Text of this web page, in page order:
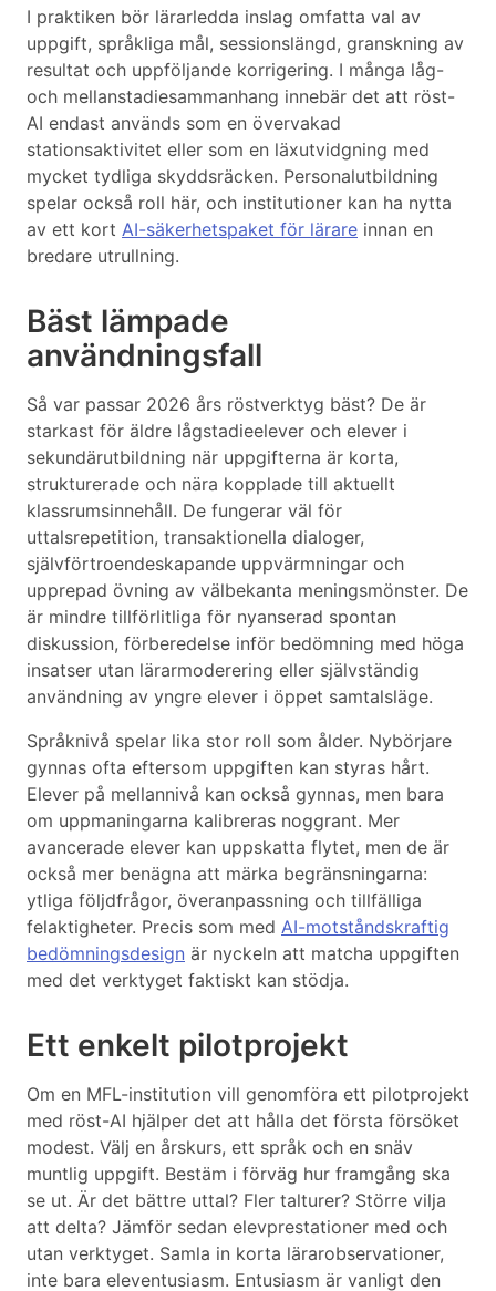
I praktiken bör lärarledda inslag omfatta val av
uppgift, språkliga mål, sessionslängd, granskning av
resultat och uppföljande korrigering. I många låg-
och mellanstadiesammanhang innebär det att röst-
AI endast används som en övervakad
stationsaktivitet eller som en läxutvidgning med
mycket tydliga skyddsräcken. Personalutbildning
spelar också roll här, och institutioner kan ha nytta
av ett kort AI-säkerhetspaket för lärare innan en
bredare utrullning.
Bäst lämpade
användningsfall
Så var passar 2026 års röstverktyg bäst? De är
starkast för äldre lågstadieelever och elever i
sekundärutbildning när uppgifterna är korta,
strukturerade och nära kopplade till aktuellt
klassrumsinnehåll. De fungerar väl för
uttalsrepetition, transaktionella dialoger,
självförtroendeskapande uppvärmningar och
upprepad övning av välbekanta meningsmönster. De
är mindre tillförlitliga för nyanserad spontan
diskussion, förberedelse inför bedömning med höga
insatser utan lärarmoderering eller självständig
användning av yngre elever i öppet samtalsläge.
Språknivå spelar lika stor roll som ålder. Nybörjare
gynnas ofta eftersom uppgiften kan styras hårt.
Elever på mellannivå kan också gynnas, men bara
om uppmaningarna kalibreras noggrant. Mer
avancerade elever kan uppskatta flytet, men de är
också mer benägna att märka begränsningarna:
ytliga följdfrågor, överanpassning och tillfälliga
felaktigheter. Precis som med AI-motståndskraftig
bedömningsdesign är nyckeln att matcha uppgiften
med det verktyget faktiskt kan stödja.
Ett enkelt pilotprojekt
Om en MFL-institution vill genomföra ett pilotprojekt
med röst-AI hjälper det att hålla det första försöket
modest. Välj en årskurs, ett språk och en snäv
muntlig uppgift. Bestäm i förväg hur framgång ska
se ut. Är det bättre uttal? Fler talturer? Större vilja
att delta? Jämför sedan elevprestationer med och
utan verktyget. Samla in korta lärarobservationer,
inte bara eleventusiasm. Entusiasm är vanligt den